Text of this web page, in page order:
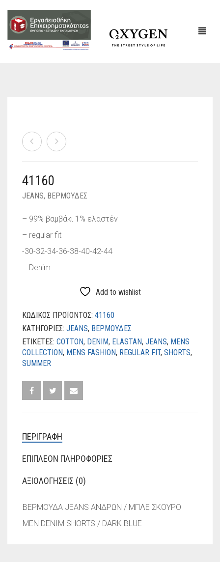
41160
JEANS, ΒΕΡΜΟΥΔΕΣ
– 99% βαμβάκι 1% ελαστέν
– regular fit
-30-32-34-36-38-40-42-44
– Denim
Add to wishlist
ΚΩΔΙΚΌΣ ΠΡΟΪΌΝΤΟΣ: 41160
ΚΑΤΗΓΟΡΊΕΣ: JEANS, ΒΕΡΜΟΥΔΕΣ
ΕΤΙΚΈΤΕΣ: COTTON, DENIM, ELASTAN, JEANS, MENS
COLLECTION, MENS FASHION, REGULAR FIT, SHORTS,
SUMMER
ΠΕΡΙΓΡΑΦΉ
ΕΠΙΠΛΈΟΝ ΠΛΗΡΟΦΟΡΊΕΣ
ΑΞΙΟΛΟΓΉΣΕΙΣ (0)
ΒΕΡΜΟΥΔΑ JEANS ΑΝΔΡΩΝ / ΜΠΛΕ ΣΚΟΥΡΟ
MEN DENIM SHORTS / DARK BLUE